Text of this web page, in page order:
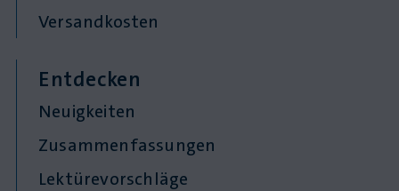
Versandkosten
Entdecken
Neuigkeiten
Zusammenfassungen
Lektürevorschläge